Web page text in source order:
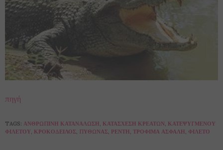
πηγή
TAGS: ΑΝΘΡΏΠΙΝΗ ΚΑΤΑΝΆΛΩΣΗ, ΚΑΤΆΣΧΕΣΗ ΚΡΕΆΤΩΝ, ΚΑΤΕΨΥΓΜΈΝΟΥ
ΦΙΛΈΤΟΥ, ΚΡΟΚΌΔΕΙΛΟΣ, ΠΎΘΩΝΑΣ, ΡΈΝΤΗ, ΤΡΌΦΙΜΑ ΑΣΦΑΛΉ, ΦΙΛΈΤΟ